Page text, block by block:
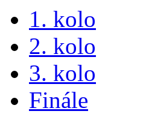
1. kolo
2. kolo
3. kolo
Finále